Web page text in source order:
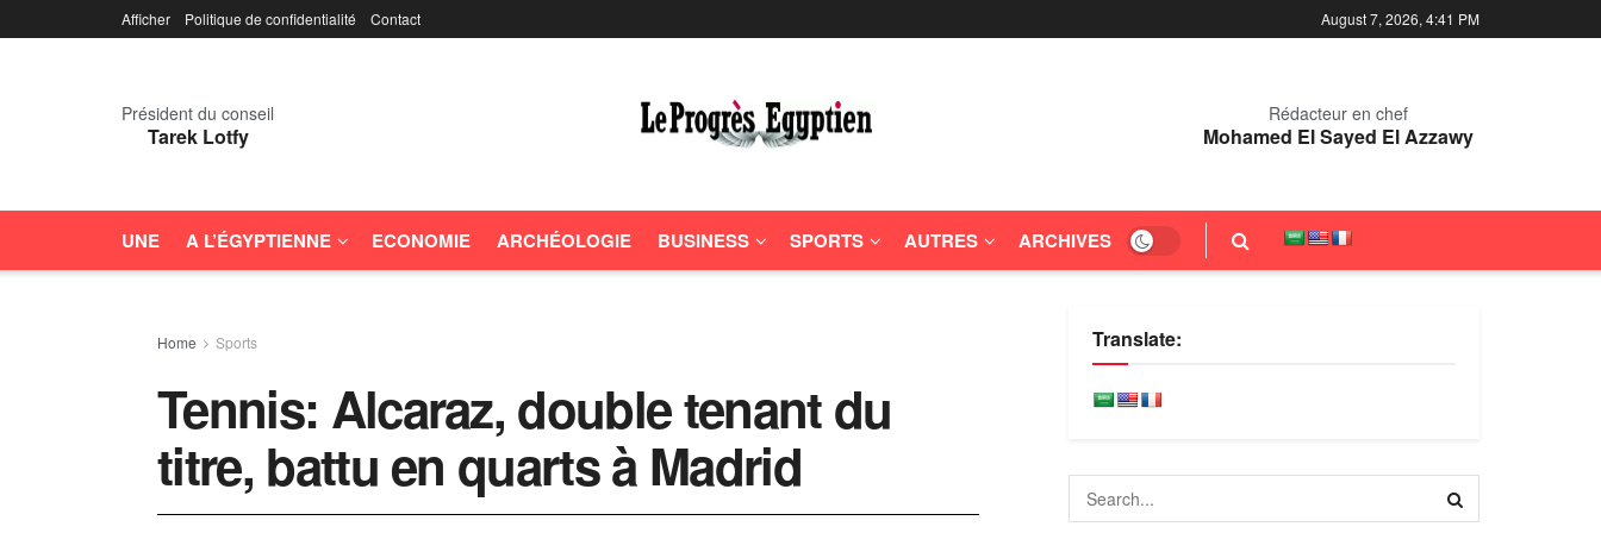
Afficher Politique de confidentialité Contact August 7, 2026, 4:41 PM
Président du conseil
Tarek Lotfy
Rédacteur en chef
Mohamed El Sayed El Azzawy
UNE A L’ÉGYPTIENNE ECONOMIE ARCHÉOLOGIE BUSINESS SPORTS AUTRES ARCHIVES
Home Sports
Tennis: Alcaraz, double tenant du
titre, battu en quarts à Madrid
Translate: